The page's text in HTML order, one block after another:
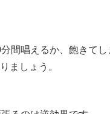
間唱えるか、飽きてし
ましょう。